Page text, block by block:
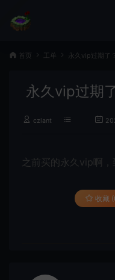
首页 工单 永久vip过期了？
永久vip过期
czlant
之前买的永久vip啊，
收藏